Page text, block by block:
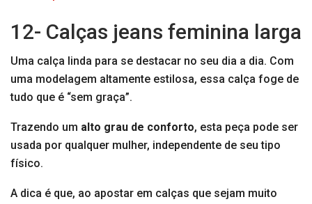
12- Calças jeans feminina larga
Uma calça linda para se destacar no seu dia a dia. Com
uma modelagem altamente estilosa, essa calça foge de
tudo que é “sem graça”.
Trazendo um alto grau de conforto, esta peça pode ser
usada por qualquer mulher, independente de seu tipo
físico.
A dica é que, ao apostar em calças que sejam muito